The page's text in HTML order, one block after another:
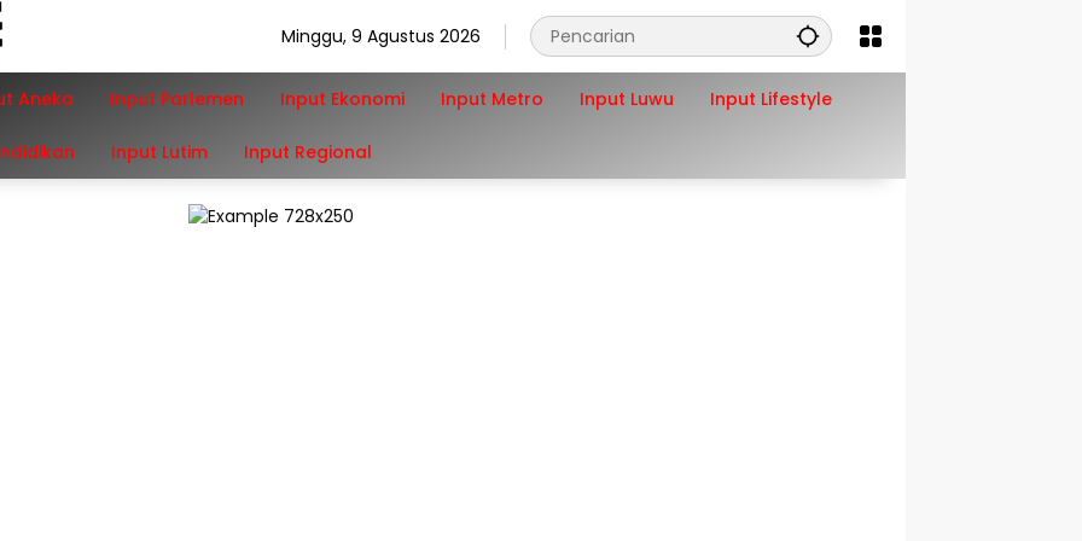
Minggu, 9 Agustus 2026
Aneka Input Parlemen Input Ekonomi Input Metro Input Luwu Input Lifestyle
Input Lutim Input Regional